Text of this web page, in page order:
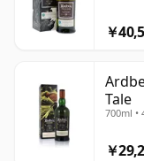
￥
Tale
700ml •
￥